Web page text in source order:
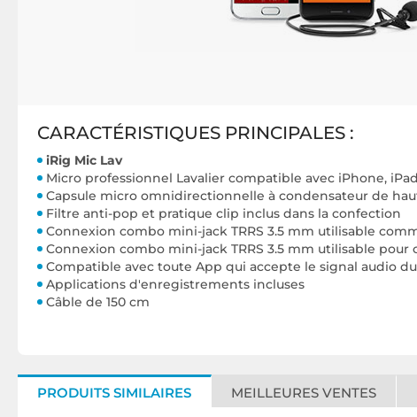
CARACTÉRISTIQUES PRINCIPALES :
iRig Mic Lav
Micro professionnel Lavalier compatible avec iPhone,
Capsule micro omnidirectionnelle à condensateur de
Filtre anti-pop et pratique clip inclus dans la confection
Connexion combo mini-jack TRRS 3.5 mm utilisable
Connexion combo mini-jack TRRS 3.5 mm utilisable
Compatible avec toute App qui accepte le signal audio
Applications d'enregistrements incluses
Câble de 150 cm
PRODUITS SIMILAIRES MEILLEURES VENTES